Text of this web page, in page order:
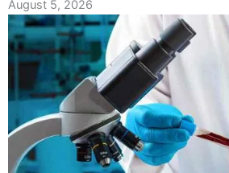
August 5, 2026